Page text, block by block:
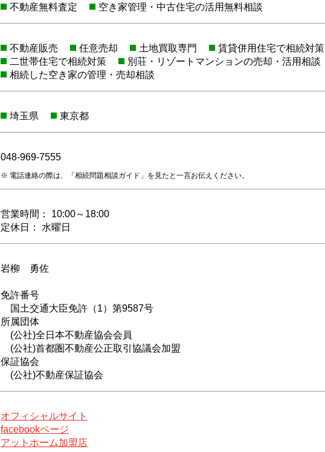
不動産無料査定
空き家管理・中古住宅の活用無料相談
不動産販売 任意売却 土地買取専門
賃貸併用住宅で相続対策
二世帯住宅で相続対策
別荘・リゾートマンションの売却・活用相談
相続した空き家の管理・売却相談
埼玉県 東京都
048-969-7555
電話連絡の際は、「相続問題相談ガイド」を見たと一言お伝えください。
営業時間： 10:00～18:00
定休日： 水曜日
岩柳 勇佐
免許番号
国土交通大臣免許（1）第9587号
所属団体
(公社)全日本不動産協会会員
(公社)首都圏不動産公正取引協議会加盟
保証協会
(公社)不動産保証協会
オフィシャルサイト
facebookページ
アットホーム加盟店